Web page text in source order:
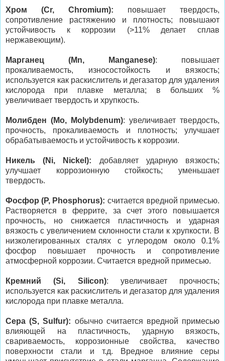
Хром (Cr, Chromium): повышает твердость,
сопротивление растяжению и плотность; повышают
устойчивость к коррозии (>11% делает сплав
нержавеющим).
Марганец (Mn, Manganese): повышает
прокаливаемость, износостойкость и вязкость;
используется как раскислитель и дегазатор для удаления
кислорода при плавке металла; в больших %
увеличивает твердость и хрупкость.
Молибден (Mo, Molybdenum): увеличивает твердость,
прочность, прокаливаемость и плотность; улучшает
обрабатываемость и устойчивость к коррозии.
Никель (Ni, Nickel): добавляет ударную вязкость;
улучшает коррозионную стойкость; уменьшает
твердость.
Фосфор (P, Phosphorus): считается вредной примесью.
Растворяется в феррите, за счет этого повышается
прочность, но снижается пластичность и ударная
вязкость с увеличением склонности стали к хрупкости. В
низколегированных сталях с углеродом около 0.1%
фосфор повышает прочность и сопротивление
атмосферной коррозии. Считается вредной примесью.
Кремний (Si, Silicon): увеличивает прочность;
используется как раскислитель и дегазатор для удаления
кислорода при плавке металла.
Сера (S, Sulfur): обычно считается вредной примесью
влияющей на пластичность, ударную вязкость,
свариваемость, коррозионные свойства, качество
поверхности стали и т.д. Вредное влияние серы